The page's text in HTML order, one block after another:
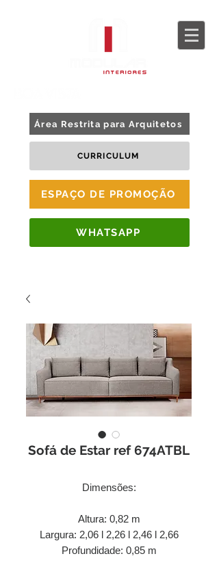
Área Restrita para Arquitetos
CURRICULUM
ESPAÇO DE PROMOÇÃO
WHATSAPP
Sofá de Estar ref 674ATBL
Dimensões:
Altura: 0,82 m
Largura: 2,06 l 2,26 l 2,46 l 2,66
Profundidade: 0,85 m